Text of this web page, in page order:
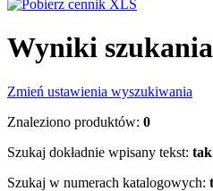
Wyniki
Zmień ustawienia wyszukiwania
Znaleziono produktów: 0
Szukaj dokładnie wpisany tekst: tak
Szukaj w numerach katalogowych: